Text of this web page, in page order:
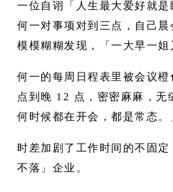
一位自诩「人生最大爱好就
何一对事项对到三点，自己
模模糊糊发现，「一大早一姐
何一的每周日程表里被会议
点到晚 12 点，密密麻麻，无
何时候都在开会，都是常态。
时差加剧了工作时间的不固
不落」企业。